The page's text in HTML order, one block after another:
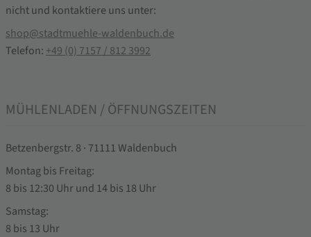
nicht und kontaktiere uns unter:
shop@stadtmuehle-waldenbuch.de
Telefon:+49 (0) 7157 / 812 3992
MÜHLENLADEN / ÖFFNUNGSZEITEN
Betzenbergstr. 8 · 71111 Waldenbuch
Montag bis Freitag:
8 bis 12:30 Uhr und 14 bis 18 Uhr
Samstag:
8 bis 13 Uhr